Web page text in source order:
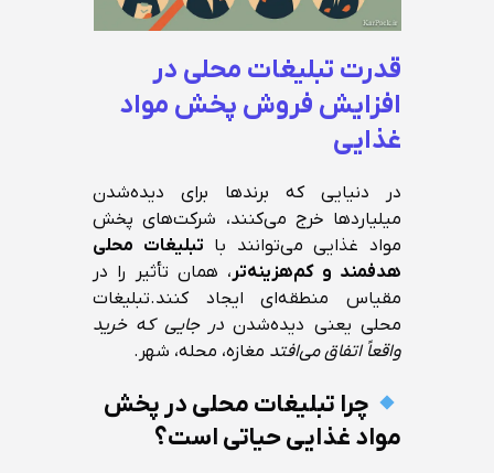
قدرت تبلیغات محلی در
افزایش فروش پخش مواد
غذایی
در دنیایی که برندها برای دیده‌شدن
میلیاردها خرج می‌کنند، شرکت‌های پخش
مواد غذایی می‌توانند با تبلیغات محلی
هدفمند و کم‌هزینه‌تر، همان تأثیر را در
مقیاس منطقه‌ای ایجاد کنند.تبلیغات
محلی یعنی دیده‌شدن در جایی که خرید
واقعاً اتفاق می‌افتد مغازه، محله، شهر.
چرا تبلیغات محلی در پخش
مواد غذایی حیاتی است؟